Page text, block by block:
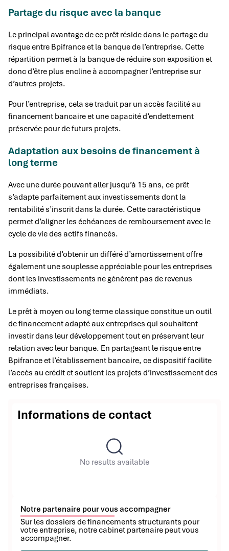
Partage du risque avec la banque
Le principal avantage de ce prêt réside dans le partage du
risque entre Bpifrance et la banque de l’entreprise. Cette
répartition permet à la banque de réduire son exposition et
donc d’être plus encline à accompagner l’entreprise sur
d’autres projets.
Pour l’entreprise, cela se traduit par un accès facilité au
financement bancaire et une capacité d’endettement
préservée pour de futurs projets.
Adaptation aux besoins de financement à
long terme
Avec une durée pouvant aller jusqu’à 15 ans, ce prêt
s’adapte parfaitement aux investissements dont la
rentabilité s’inscrit dans la durée. Cette caractéristique
permet d’aligner les échéances de remboursement avec le
cycle de vie des actifs financés.
La possibilité d’obtenir un différé d’amortissement offre
également une souplesse appréciable pour les entreprises
dont les investissements ne génèrent pas de revenus
immédiats.
Le prêt à moyen ou long terme classique constitue un outil
de financement adapté aux entreprises qui souhaitent
investir dans leur développement tout en préservant leur
relation avec leur banque. En partageant le risque entre
Bpifrance et l’établissement bancaire, ce dispositif facilite
l’accès au crédit et soutient les projets d’investissement des
entreprises françaises.
Informations de contact
No results available
Notre partenaire pour vous accompagner
Sur les dossiers de financements structurants pour
votre entreprise, notre cabinet partenaire peut vous
accompagner.